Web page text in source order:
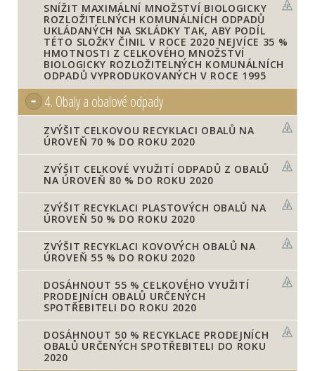
SNÍŽIT MAXIMÁLNÍ MNOŽSTVÍ BIOLOGICKY
ROZLOŽITELNÝCH KOMUNÁLNÍCH ODPADŮ
UKLÁDANÝCH NA SKLÁDKY TAK, ABY PODÍL
TÉTO SLOŽKY ČINIL V ROCE 2020 NEJVÍCE 35 %
HMOTNOSTI Z CELKOVÉHO MNOŽSTVÍ
BIOLOGICKY ROZLOŽITELNÝCH KOMUNÁLNÍCH
ODPADŮ VYPRODUKOVANÝCH V ROCE 1995
4. Obaly a obalové odpady
ZVÝŠIT CELKOVOU RECYKLACI OBALŮ NA
ÚROVEŇ 70 % DO ROKU 2020
ZVÝŠIT CELKOVÉ VYUŽITÍ ODPADŮ Z OBALŮ
NA ÚROVEŇ 80 % DO ROKU 2020
ZVÝŠIT RECYKLACI PLASTOVÝCH OBALŮ NA
ÚROVEŇ 50 % DO ROKU 2020
ZVÝŠIT RECYKLACI KOVOVÝCH OBALŮ NA
ÚROVEŇ 55 % DO ROKU 2020
DOSÁHNOUT 55 % CELKOVÉHO VYUŽITÍ
PRODEJNÍCH OBALŮ URČENÝCH
SPOTŘEBITELI DO ROKU 2020
DOSÁHNOUT 50 % RECYKLACE PRODEJNÍCH
OBALŮ URČENÝCH SPOTŘEBITELI DO ROKU
2020